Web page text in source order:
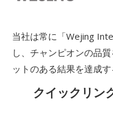
当社は常に「Wejing
し、チャンピオンの品
ットのある結果を達成
クイックリン